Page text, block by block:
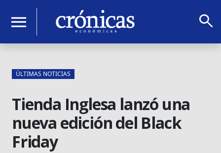
menu search
ÚLTIMAS NOTICIAS
Tienda Inglesa lanzó una
nueva edición del Black
Friday